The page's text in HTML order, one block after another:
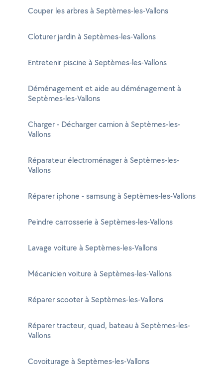
Couper les arbres à Septèmes-les-Vallons
Cloturer jardin à Septèmes-les-Vallons
Entretenir piscine à Septèmes-les-Vallons
Déménagement et aide au déménagement à
Septèmes-les-Vallons
Charger - Décharger camion à Septèmes-les-
Vallons
Réparateur électroménager à Septèmes-les-
Vallons
Réparer iphone - samsung à Septèmes-les-Vallons
Peindre carrosserie à Septèmes-les-Vallons
Lavage voiture à Septèmes-les-Vallons
Mécanicien voiture à Septèmes-les-Vallons
Réparer scooter à Septèmes-les-Vallons
Réparer tracteur, quad, bateau à Septèmes-les-
Vallons
Covoiturage à Septèmes-les-Vallons